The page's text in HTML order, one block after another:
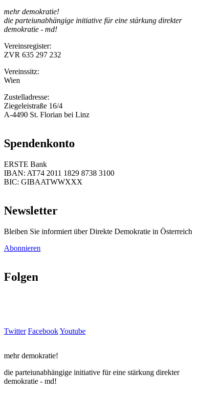
mehr demokratie!
die parteiunabhängige initiative für eine stärkung direkter
demokratie - md!
Vereinsregister:
ZVR 635 297 232
Vereinssitz:
Wien
Zustelladresse:
Ziegeleistraße 16/4
A-4490 St. Florian bei Linz
Spendenkonto
ERSTE Bank
IBAN: AT74 2011 1829 8738 3100
BIC: GIBAATWWXXX
Newsletter
Bleiben Sie informiert über Direkte Demokratie in Österreich
Abonnieren
Folgen
Twitter FacebookYoutube
mehr demokratie!
die parteiunabhängige initiative für eine stärkung direkter
demokratie - md!